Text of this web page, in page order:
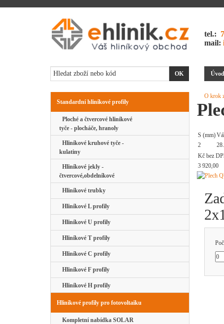
tel.:
mail:
Úvod
Standardní hliníkové profily
Ploché a čtvercové hliníkové
tyče - plocháče, hranoly
Hliníkové kruhové tyče -
kulatiny
Hliníkové jekly -
čtvercové,obdelníkové
Hliníkové trubky
Hliníkové L profily
Hliníkové U profily
Hliníkové T profily
Hliníkové C profily
Hliníkové F profily
Hliníkové H profily
Hliníkové profily pro fotovoltaiku
Kompletní nabídka SOLAR
O krok
S (mm)
2
Kč bez
3 920,00